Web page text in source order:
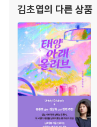
김초엽의 다른 상품